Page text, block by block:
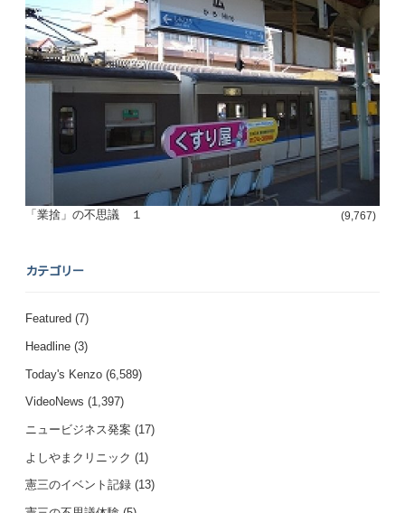
「業捨」の不思議 １ (9,767)
カテゴリー
Featured (7)
Headline (3)
Today's Kenzo (6,589)
VideoNews (1,397)
ニュービジネス発案 (17)
よしやまクリニック (1)
憲三のイベント記録 (13)